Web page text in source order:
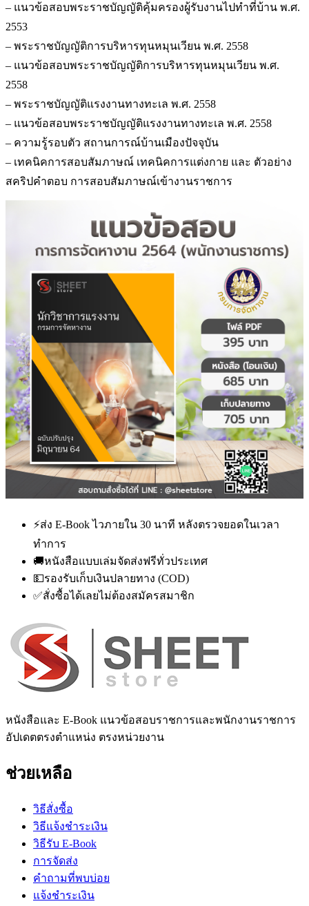
– แนวข้อสอบพระราชบัญญัติคุ้มครองผู้รับงานไปทำที่บ้าน พ.ศ.
2553
– พระราชบัญญัติการบริหารทุนหมุนเวียน พ.ศ. 2558
– แนวข้อสอบพระราชบัญญัติการบริหารทุนหมุนเวียน พ.ศ.
2558
– พระราชบัญญัติแรงงานทางทะเล พ.ศ. 2558
– แนวข้อสอบพระราชบัญญัติแรงงานทางทะเล พ.ศ. 2558
– ความรู้รอบตัว สถานการณ์บ้านเมืองปัจจุบัน
– เทคนิคการสอบสัมภาษณ์ เทคนิคการแต่งกาย และ ตัวอย่าง
สคริปคำตอบ การสอบสัมภาษณ์เข้างานราชการ
⚡ส่ง E-Book ไวภายใน 30 นาที หลังตรวจยอดในเวลา
ทำการ
🚚หนังสือแบบเล่มจัดส่งฟรีทั่วประเทศ
💵รองรับเก็บเงินปลายทาง (COD)
✅สั่งซื้อได้เลยไม่ต้องสมัครสมาชิก
หนังสือและ E-Book แนวข้อสอบราชการและพนักงานราชการ
อัปเดตตรงตำแหน่ง ตรงหน่วยงาน
ช่วยเหลือ
วิธีสั่งซื้อ
วิธีแจ้งชำระเงิน
วิธีรับ E-Book
การจัดส่ง
คำถามที่พบบ่อย
แจ้งชำระเงิน